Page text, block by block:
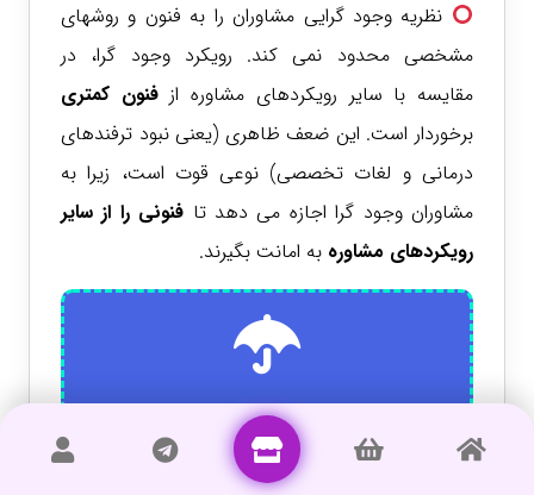
نظریه وجود گرایی مشاوران را به فنون و روشهای
مشخصی محدود نمی کند. رویکرد وجود گرا، در
مقایسه با سایر رویکردهای مشاوره ازفنون کمتری
برخوردار است. این ضعف ظاهری (یعنی نبود ترفندهای
درمانی و لغات تخصصی) نوعی قوت است، زیرا به
مشاوران وجود گرا اجازه می دهد تا فنونی را از سایر
رویکردهای مشاوره به امانت بگیرند.
درمانگران وجودی فنون یا روش
خاصی ندارد که بتوان آن را برای